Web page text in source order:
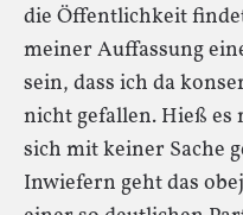
die Öffentlichkeit
meiner Auffassung
sein, dass ich da
nicht gefallen. Hieß
sich mit keiner Sache
Inwiefern geht das